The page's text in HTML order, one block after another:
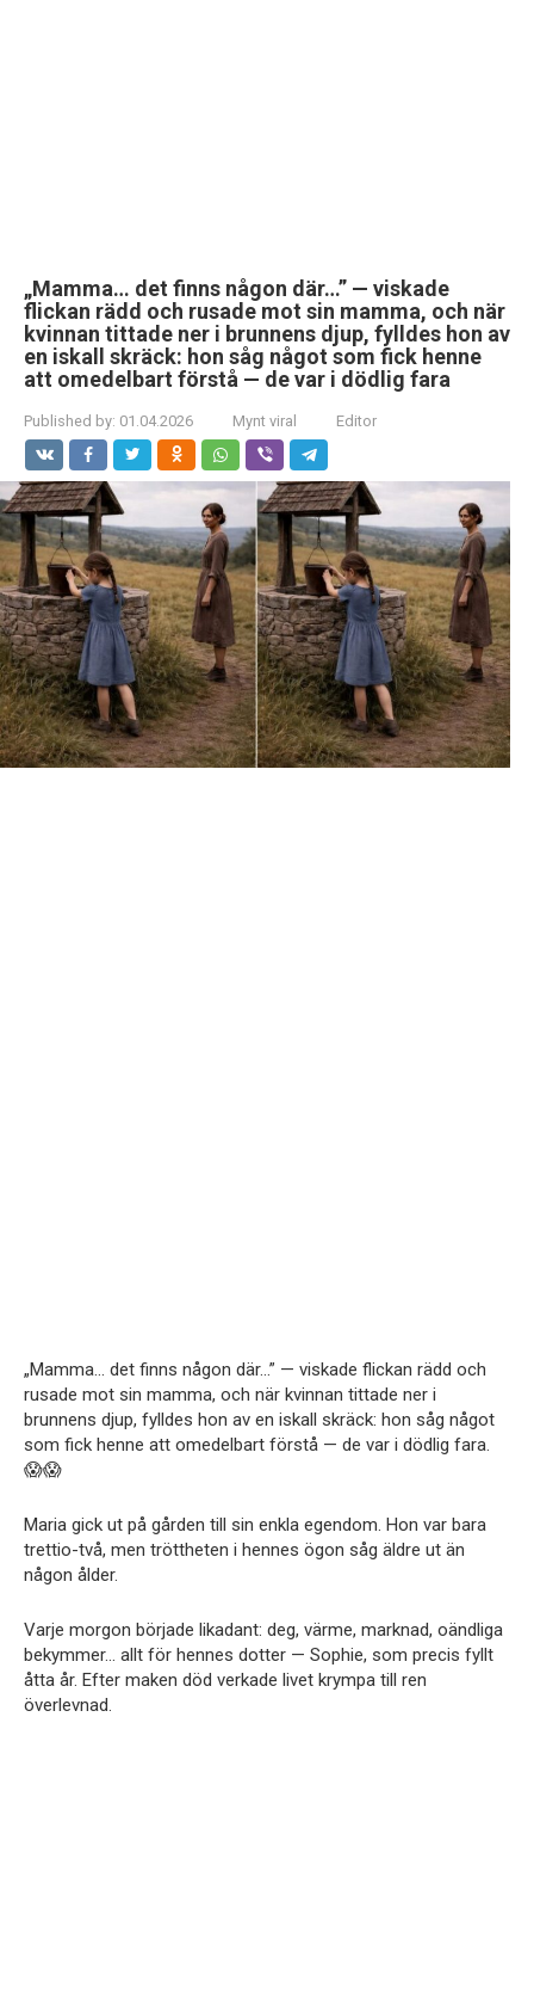
„Mamma… det finns någon där…” — viskade
flickan rädd och rusade mot sin mamma, och när
kvinnan tittade ner i brunnens djup, fylldes hon av
en iskall skräck: hon såg något som fick henne
att omedelbart förstå — de var i dödlig fara
Published by: 01.04.2026 Mynt viral Editor
„Mamma… det finns någon där…” — viskade flickan rädd och
rusade mot sin mamma, och när kvinnan tittade ner i
brunnens djup, fylldes hon av en iskall skräck: hon såg något
som fick henne att omedelbart förstå — de var i dödlig fara.
😱😱
Maria gick ut på gården till sin enkla egendom. Hon var bara
trettio-två, men tröttheten i hennes ögon såg äldre ut än
någon ålder.
Varje morgon började likadant: deg, värme, marknad, oändliga
bekymmer… allt för hennes dotter — Sophie, som precis fyllt
åtta år. Efter maken död verkade livet krympa till ren
överlevnad.